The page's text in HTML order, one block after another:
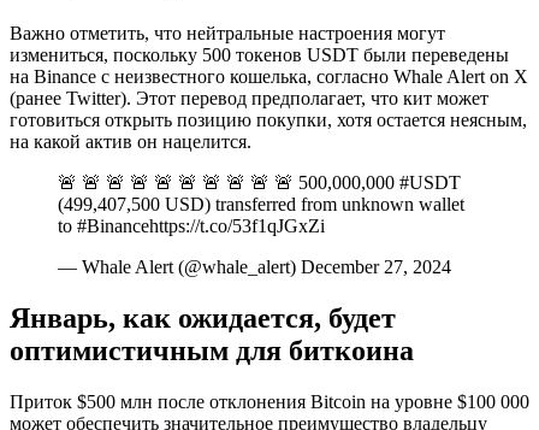
Важно отметить, что нейтральные настроения могут
измениться, поскольку 500 токенов USDT были переведены
на Binance с неизвестного кошелька, согласно Whale Alert on X
(ранее Twitter). Этот перевод предполагает, что кит может
готовиться открыть позицию покупки, хотя остается неясным,
на какой актив он нацелится.
🚨 🚨 🚨 🚨 🚨 🚨 🚨 🚨 🚨 🚨 500,000,000 #USDT
(499,407,500 USD) transferred from unknown wallet
to #Binancehttps://t.co/53f1qJGxZi
— Whale Alert (@whale_alert) December 27, 2024
Январь, как ожидается, будет
оптимистичным для биткоина
Приток $500 млн после отклонения Bitcoin на уровне $100 000
может обеспечить значительное преимущество владельцу